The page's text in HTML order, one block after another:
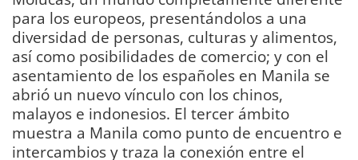
para los europeos, presentándolos a una
diversidad de personas, culturas y alimentos,
así como posibilidades de comercio; y con el
asentamiento de los españoles en Manila se
abrió un nuevo vínculo con los chinos,
malayos e indonesios. El tercer ámbito
muestra a Manila como punto de encuentro e
intercambios y traza la conexión entre el